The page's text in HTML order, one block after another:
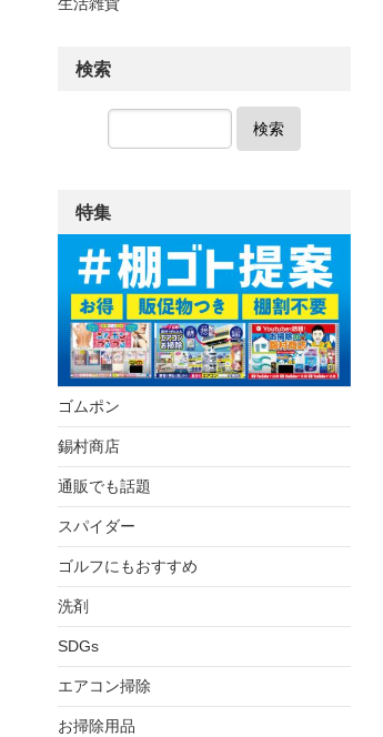
生活雑貨
検索
検索
特集
ゴムポン
錫村商店
通販でも話題
スパイダー
ゴルフにもおすすめ
洗剤
SDGs
エアコン掃除
お掃除用品